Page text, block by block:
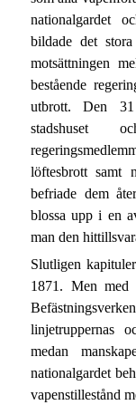
nationalgardet
bildade det
motsättningen
bestående
utbrott. Den 31
löftesbrott samt
befriade dem
blossa upp i en
man den
Slutligen
1871. Men med
linjetruppernas
medan
nationalgardet
vapenstillestånd